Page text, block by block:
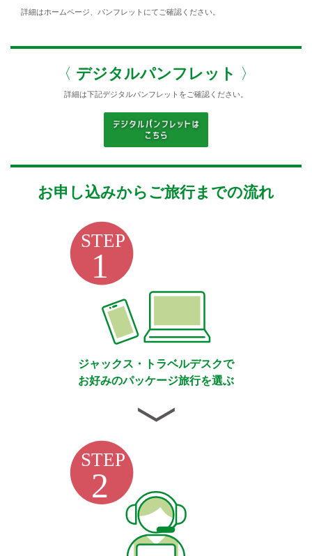
詳細はホームページ、パンフレットにてご確認ください。
〈 デジタルパンフレット 〉
詳細は下記デジタルパンフレットをご確認ください。
お申し込みからご旅行までの流れ
ジャックス・トラベルデスクで
お好みのパッケージ旅行を選ぶ